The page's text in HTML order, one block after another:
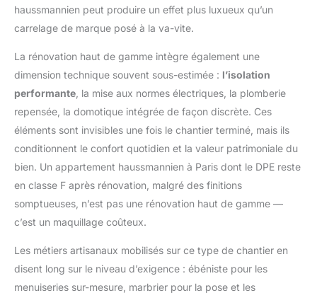
haussmannien peut produire un effet plus luxueux qu’un
carrelage de marque posé à la va-vite.
La rénovation haut de gamme intègre également une
dimension technique souvent sous-estimée : l’isolation
performante , la mise aux normes électriques, la plomberie
repensée, la domotique intégrée de façon discrète. Ces
éléments sont invisibles une fois le chantier terminé, mais ils
conditionnent le confort quotidien et la valeur patrimoniale du
bien. Un appartement haussmannien à Paris dont le DPE reste
en classe F après rénovation, malgré des finitions
somptueuses, n’est pas une rénovation haut de gamme —
c’est un maquillage coûteux.
Les métiers artisanaux mobilisés sur ce type de chantier en
disent long sur le niveau d’exigence : ébéniste pour les
menuiseries sur-mesure, marbrier pour la pose et les